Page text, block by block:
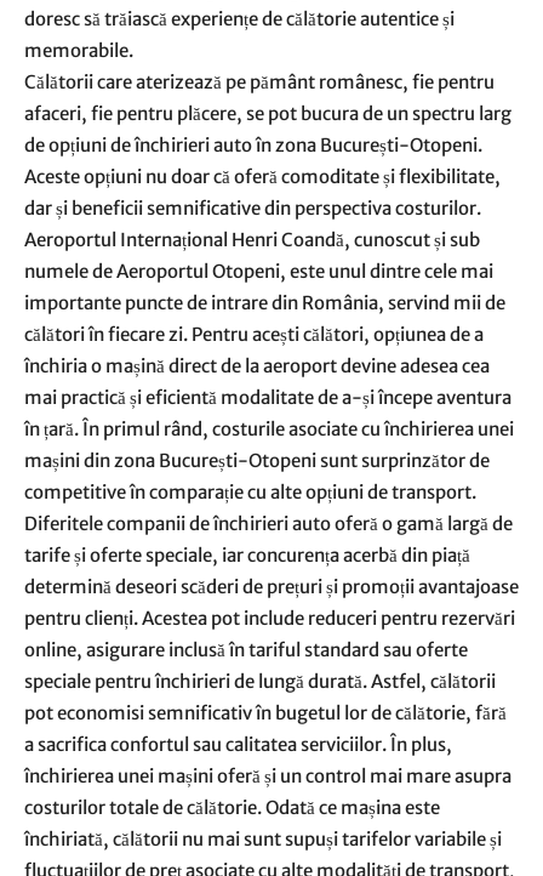
doresc să trăiască experiențe de călătorie autentice și
memorabile.
Călătorii care aterizează pe pământ românesc, fie pentru
afaceri, fie pentru plăcere, se pot bucura de un spectru larg
de opțiuni de închirieri auto în zona București-Otopeni.
Aceste opțiuni nu doar că oferă comoditate și flexibilitate,
dar și beneficii semnificative din perspectiva costurilor.
Aeroportul Internațional Henri Coandă, cunoscut și sub
numele de Aeroportul Otopeni, este unul dintre cele mai
importante puncte de intrare din România, servind mii de
călători în fiecare zi. Pentru acești călători, opțiunea de a
închiria o mașină direct de la aeroport devine adesea cea
mai practică și eficientă modalitate de a-și începe aventura
în țară. În primul rând, costurile asociate cu închirierea unei
mașini din zona București-Otopeni sunt surprinzător de
competitive în comparație cu alte opțiuni de transport.
Diferitele companii de închirieri auto oferă o gamă largă de
tarife și oferte speciale, iar concurența acerbă din piață
determină deseori scăderi de prețuri și promoții avantajoase
pentru clienți. Acestea pot include reduceri pentru rezervări
online, asigurare inclusă în tariful standard sau oferte
speciale pentru închirieri de lungă durată. Astfel, călătorii
pot economisi semnificativ în bugetul lor de călătorie, fără
a sacrifica confortul sau calitatea serviciilor. În plus,
închirierea unei mașini oferă și un control mai mare asupra
costurilor totale de călătorie. Odată ce mașina este
închiriată, călătorii nu mai sunt supuși tarifelor variabile și
fluctuațiilor de preț asociate cu alte modalități de transport,